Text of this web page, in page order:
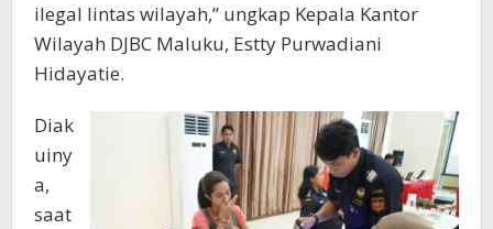
ilegal lintas wilayah,” ungkap Kepala Kantor
Wilayah DJBC Maluku, Estty Purwadiani
Hidayatie.
Diak
uiny
a,
saat